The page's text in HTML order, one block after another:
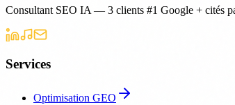
Consultant SEO IA — 3 clients #1 Google + cités
Services
Optimisation GEO